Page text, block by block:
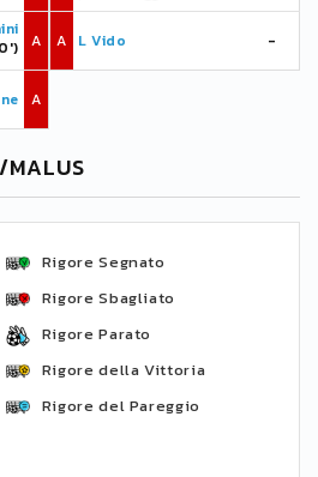
A
A
A L Vido -
MALUS
Rigore Segnato
Rigore Sbagliato
Rigore Parato
Rigore della Vittoria
Rigore del Pareggio